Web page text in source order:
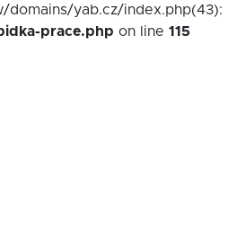
yab.cz/index.php(43):
prace.php on line 115